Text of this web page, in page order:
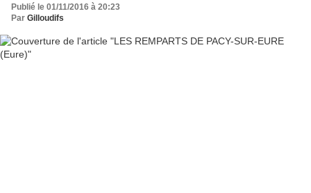
Publié le 01/11/2016 à 20:23
Par Gilloudifs